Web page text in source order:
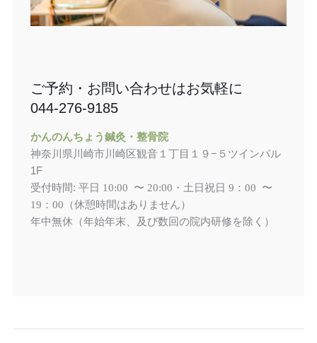
ご予約・お問い合わせはお気軽に
044-276-9185
かんのんちょう鍼灸・整骨院
神奈川県川崎市川崎区観音１丁目１９−５ツインパル
1F
受付時間: 平日 10:00 〜 20:00・ 土日祝日 9：00 〜
19：00 （休憩時間はありません）
年中無休（年始年末、及び数回の院内研修を除く）